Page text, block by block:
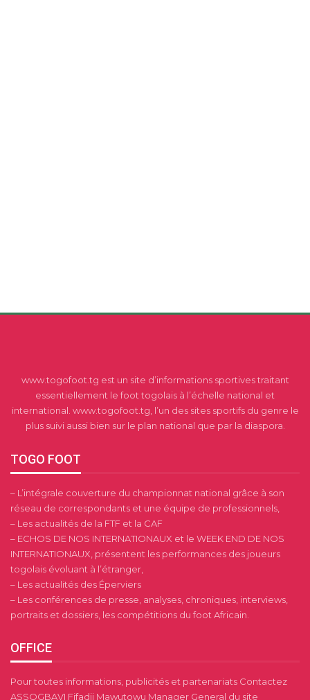
www.togofoot.tg est un site d’informations sportives traitant
essentiellement le foot togolais à l’échelle national et
international. www.togofoot.tg, l’un des sites sportifs du genre le
plus suivi aussi bien sur le plan national que par la diaspora.
TOGO FOOT
– L’intégrale couverture du championnat national grâce à son
réseau de correspondants et une équipe de professionnels,
– Les actualités de la FTF et la CAF
– ECHOS DE NOS INTERNATIONAUX et le WEEK END DE NOS
INTERNATIONAUX, présentent les performances des joueurs
togolais évoluant à l’étranger,
– Les actualités des Éperviers
– Les conférences de presse, analyses, chroniques, interviews,
portraits et dossiers, les compétitions du foot Africain.
OFFICE
Pour toutes informations, publicités et partenariats Contactez
ASSOGBAVI Fifadji Mawutowu Manager General du site